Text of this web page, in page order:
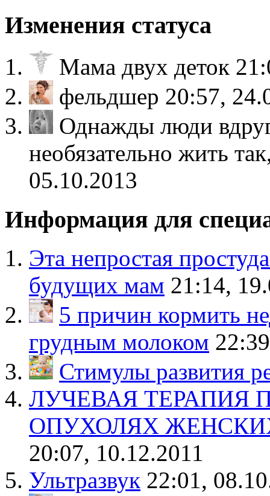
Изменения статуса
Мама двух деток
фельдшер 20:57,
Однажды люди
необязательно жить
05.10.2013
Информация для
Эта непростая
будущих мам 21:14,
5 причин кормить
грудным молоком
Стимулы развития
ЛУЧЕВАЯ ТЕРАПИЯ
ОПУХОЛЯХ
20:07, 10.12.2011
Ультразвук 22:01,